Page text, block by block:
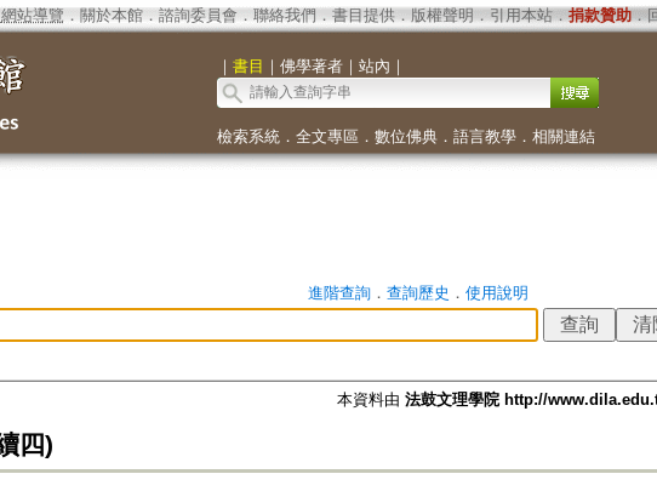
網站導覽 ． 關於本館． 諮詢委員會． 聯絡我們 ． 書目提供． 版權聲明 ． 引用本站． 捐款贊助．
｜ 書目 ｜ 佛學著者｜ 站內 ｜
檢索系統． 全文專區 ． 數位佛典． 語言教學． 相關連結
進階查詢． 查詢歷史 ． 使用說明
本資料由 法鼓文理學院 http://
四)